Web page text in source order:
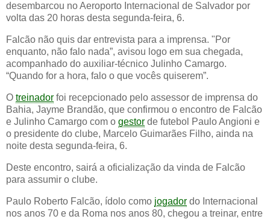
desembarcou no Aeroporto Internacional de Salvador por
volta das 20 horas desta segunda-feira, 6.
Falcão não quis dar entrevista para a imprensa. "Por
enquanto, não falo nada”, avisou logo em sua chegada,
acompanhado do auxiliar-técnico Julinho Camargo.
“Quando for a hora, falo o que vocês quiserem”.
O treinador foi recepcionado pelo assessor de imprensa do
Bahia, Jayme Brandão, que confirmou o encontro de Falcão
e Julinho Camargo com o gestor de futebol Paulo Angioni e
o presidente do clube, Marcelo Guimarães Filho, ainda na
noite desta segunda-feira, 6.
Deste encontro, sairá a oficialização da vinda de Falcão
para assumir o clube.
Paulo Roberto Falcão, ídolo como jogador do Internacional
nos anos 70 e da Roma nos anos 80, chegou a treinar, entre